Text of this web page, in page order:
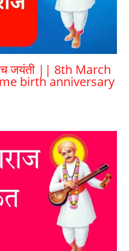
जयंती || 8th March
birth anniversary